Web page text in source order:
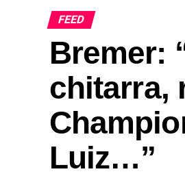
FEED
Bremer:
chitarra,
Luiz…”